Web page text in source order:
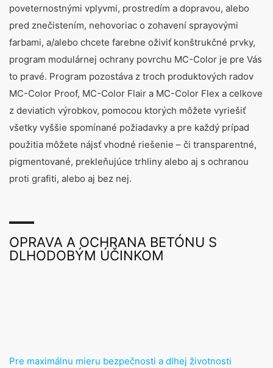
poveternostnými vplyvmi, prostredím a dopravou, alebo
pred znečistením, nehovoriac o zohavení sprayovými
farbami, a/alebo chcete farebne oživiť konštrukčné prvky,
program modulárnej ochrany povrchu MC-Color je pre Vás
to pravé. Program pozostáva z troch produktových radov
MC-Color Proof, MC-Color Flair a MC-Color Flex a celkove
z deviatich výrobkov, pomocou ktorých môžete vyriešiť
všetky vyššie spomínané požiadavky a pre každý prípad
použitia môžete nájsť vhodné riešenie – či transparentné,
pigmentované, prekleňujúce trhliny alebo aj s ochranou
proti grafiti, alebo aj bez nej.
OPRAVA A OCHRANA BETÓNU S
DLHODOBÝM ÚČINKOM
Pre maximálnu mieru bezpečnosti a dlhej životnosti